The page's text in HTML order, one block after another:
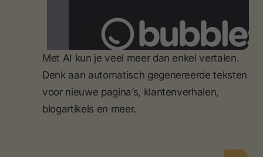
Met AI kun je veel meer dan enkel vertalen.
Denk aan automatisch gegenereerde teksten
voor nieuwe pagina’s, klantenverhalen,
blogartikels en meer.